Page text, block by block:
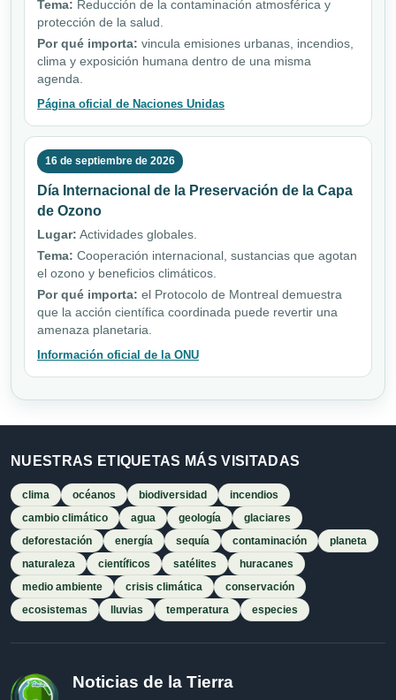
Tema: Reducción de la contaminación atmosférica y
protección de la salud.
Por qué importa: vincula emisiones urbanas, incendios,
clima y exposición humana dentro de una misma
agenda.
Página oficial de Naciones Unidas
16 de septiembre de 2026
Día Internacional de la Preservación de la Capa
de Ozono
Lugar: Actividades globales.
Tema: Cooperación internacional, sustancias que agotan
el ozono y beneficios climáticos.
Por qué importa: el Protocolo de Montreal demuestra
que la acción científica coordinada puede revertir una
amenaza planetaria.
Información oficial de la ONU
NUESTRAS ETIQUETAS MÁS VISITADAS
clima océanos biodiversidad
incendios
cambio climático
agua geología
glaciares
deforestación
energía sequía contaminación
planeta
naturaleza
científicos satélites
huracanes
medio ambiente
crisis climática
conservación
ecosistemas
lluvias temperatura especies
Noticias de la Tierra